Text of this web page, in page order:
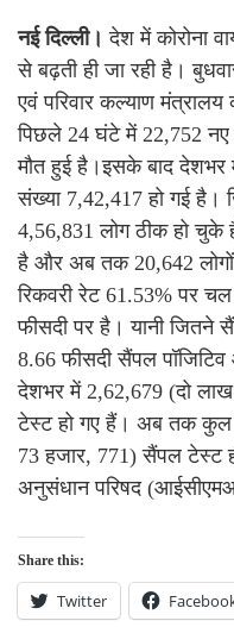
नई दिल्ली। देश में कोरोना
से बढ़ती ही जा रही है।
एवं परिवार कल्याण
पिछले 24 घंटे में 22,752
मौत हुई है।इसके बाद देशभर
संख्या 7,42,417 हो गई है।
4,56,831 लोग ठीक हो चुके
है और अब तक 20,642
रिकवरी रेट 61.53% पर चल
फीसदी पर है। यानी जितने
8.66 फीसदी सैंपल
देशभर में 2,62,679 (दो
टेस्ट हो गए हैं। अब तक कुल
73 हजार, 771) सैंपल टेस्ट
अनुसंधान परिषद
Share this:
Twitter